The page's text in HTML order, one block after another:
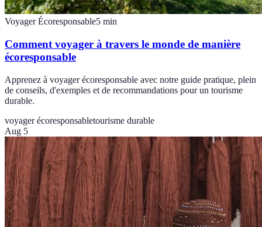
Voyager Écoresponsable5 min
Comment voyager à travers le monde de manière
écoresponsable
Apprenez à voyager écoresponsable avec notre guide pratique, plein
de conseils, d'exemples et de recommandations pour un tourisme
durable.
voyager écoresponsabletourisme durable
Aug 5